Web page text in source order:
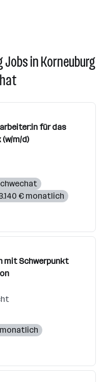
in Korneuburg
für das
m/d)
€ monatlich
mit Schwerpunkt
monatlich